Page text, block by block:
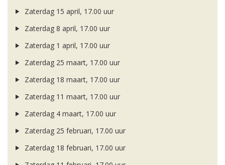
Zaterdag 15 april, 17.00 uur
Zaterdag 8 april, 17.00 uur
Zaterdag 1 april, 17.00 uur
Zaterdag 25 maart, 17.00 uur
Zaterdag 18 maart, 17.00 uur
Zaterdag 11 maart, 17.00 uur
Zaterdag 4 maart, 17.00 uur
Zaterdag 25 februari, 17.00 uur
Zaterdag 18 februari, 17.00 uur